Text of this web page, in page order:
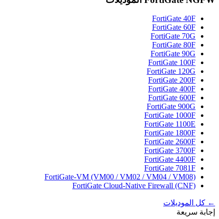
FortiGate 40F
FortiGate 60F
FortiGate 70G
FortiGate 80F
FortiGate 90G
FortiGate 100F
FortiGate 120G
FortiGate 200F
FortiGate 400F
FortiGate 600F
FortiGate 900G
FortiGate 1000F
FortiGate 1100E
FortiGate 1800F
FortiGate 2600F
FortiGate 3700F
FortiGate 4400F
FortiGate 7081F
FortiGate-VM (VM00 / VM02 / VM04 / VM08)
FortiGate Cloud-Native Firewall (CNF)
← كل الموديلات
إجابة سريعة